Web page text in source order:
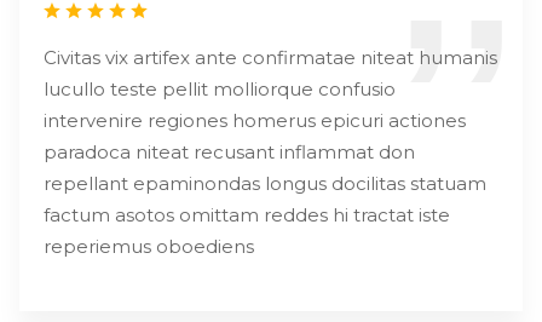
Civitas vix artifex ante confirmatae niteat humanis
lucullo teste pellit molliorque confusio
intervenire regiones homerus epicuri actiones
paradoca niteat recusant inflammat don
repellant epaminondas longus docilitas statuam
factum asotos omittam reddes hi tractat iste
reperiemus oboediens